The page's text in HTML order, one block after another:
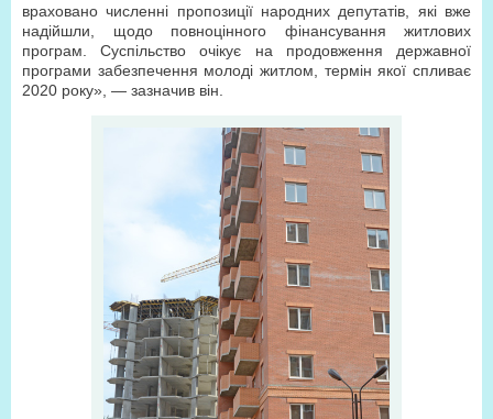
враховано численні пропозиції народних депутатів, які вже
надійшли, щодо повноцінного фінансування житлових
програм. Суспільство очікує на продовження державної
програми забезпечення молоді житлом, термін якої спливає
2020 року», — зазначив він.